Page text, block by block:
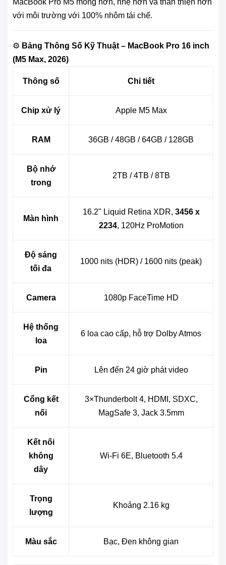
MacBook Pro M5 mỏng hơn, nhẹ hơn và thân thiện hơn
với môi trường với 100% nhôm tái chế.
⚙️ Bảng Thông Số Kỹ Thuật – MacBook Pro 16 inch
(M5 Max, 2026)
Thông số Chi tiết
Chip xử lý Apple M5 Max
RAM 36GB / 48GB / 64GB / 128GB
Bộ nhớ
trong
2TB / 4TB / 8TB
Màn hình
16.2" Liquid Retina XDR, 3456 x
2234, 120Hz ProMotion
Độ sáng
tối đa
1000 nits (HDR) / 1600 nits (peak)
Camera 1080p FaceTime HD
Hệ thống
loa
6 loa cao cấp, hỗ trợ Dolby Atmos
Pin Lên đến 24 giờ phát video
Cổng kết
nối
3×Thunderbolt 4, HDMI, SDXC,
MagSafe 3, Jack 3.5mm
Kết nối
không
dây
Wi-Fi 6E, Bluetooth 5.4
Trọng
lượng
Khoảng 2.16 kg
Màu sắc Bạc, Đen không gian